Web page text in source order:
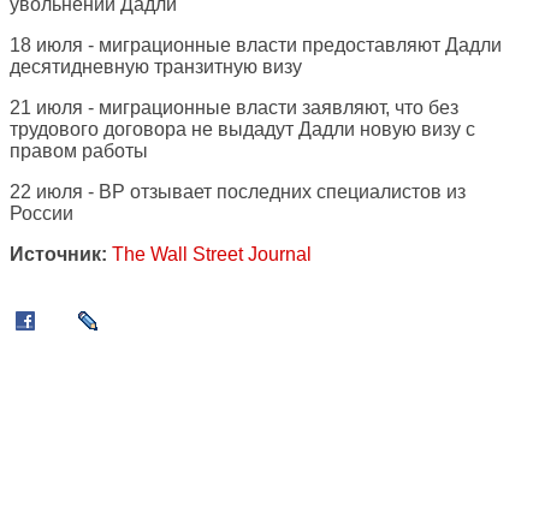
увольнении Дадли
18 июля - миграционные власти предоставляют Дадли
десятидневную транзитную визу
21 июля - миграционные власти заявляют, что без
трудового договора не выдадут Дадли новую визу с
правом работы
22 июля - BP отзывает последних специалистов из
России
Источник: The Wall Street Journal